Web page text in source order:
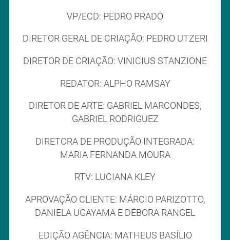
VP/ECD: PEDRO PRADO
DIRETOR GERAL DE CRIAÇÃO: PEDRO UTZERI
DIRETOR DE CRIAÇÃO: VINICIUS STANZIONE
REDATOR: ALPHO RAMSAY
DIRETOR DE ARTE: GABRIEL MARCONDES,
GABRIEL RODRIGUEZ
DIRETORA DE PRODUÇÃO INTEGRADA:
MARIA FERNANDA MOURA
RTV: LUCIANA KLEY
APROVAÇÃO CLIENTE: MÁRCIO PARIZOTTO,
DANIELA UGAYAMA E DÉBORA RANGEL
EDIÇÃO AGÊNCIA: MATHEUS BASÍLIO